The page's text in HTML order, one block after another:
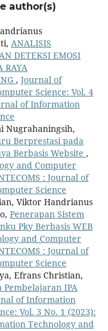
author(s)
ANALISIS
DETEKSI EMOSI
RAYA
, Journal of
Science: Vol. 4
of Information
Nugrahaningsih,
Berprestasi pada
Berbasis Website ,
and Computer
: Journal of
Science
Viktor Handrianus
Penerapan Sistem
Pky Berbasis WEB
and Computer
: Journal of
Science
Efrans Christian,
IPA
of Information
Vol. 3 No. 1 (2023):
Technology and